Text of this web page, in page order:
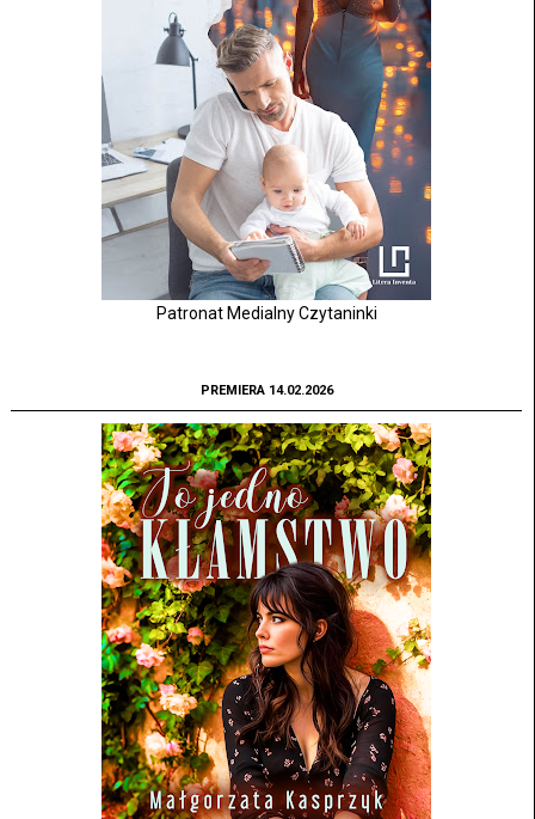
Patronat Medialny Czytaninki
PREMIERA 14.02.2026